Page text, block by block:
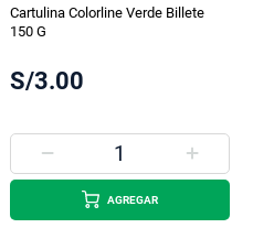
Cartulina Colorline Verde Billete
150 G
S/3.00
AGREGAR